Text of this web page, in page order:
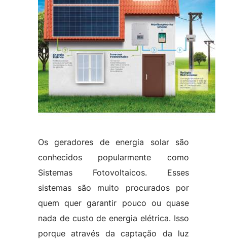
Os geradores de energia solar são
conhecidos popularmente como
Sistemas Fotovoltaicos. Esses
sistemas são muito procurados por
quem quer garantir pouco ou quase
nada de custo de energia elétrica. Isso
porque através da captação da luz